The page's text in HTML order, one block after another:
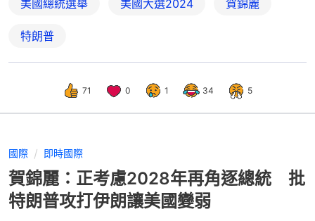
美國總統選舉 美國大選2024 賀錦麗
特朗普
71 0 1 34 5
國際 即時國際
賀錦麗：正考慮2028年再角逐總統 批
特朗普攻打伊朗讓美國變弱